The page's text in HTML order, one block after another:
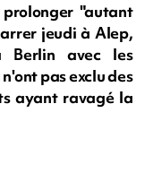
"autant
jeudi à Alep,
Berlin avec les
pas exclu des
ayant ravagé la